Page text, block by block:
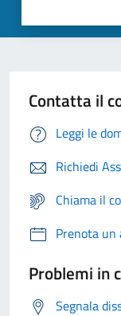
Contatta il
Leggi le
Richiedi
Chiama il
Prenota
Problemi in
Segnala